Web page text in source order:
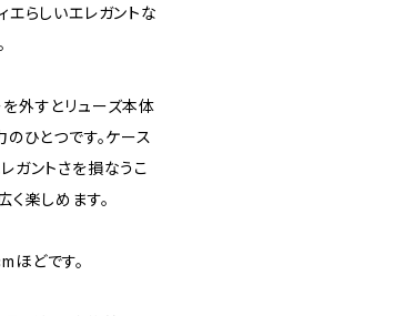
エらしいエレガントな
外すとリューズ本体
ひとつです。ケース
ガントさを損なうこ
楽しめます。
ほどです。